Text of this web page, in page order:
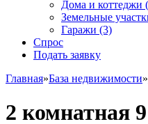
Дома и коттеджи
Земельные
Гаражи (3)
Спрос
Подать заявку
Главная»База недвижимости»
2 комнатная